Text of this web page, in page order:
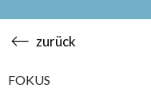
zurück
FOKUS